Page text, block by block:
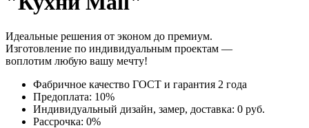
Идеальные решения от эконом до премиум.
Изготовление по индивидуальным проектам —
воплотим любую вашу мечту!
Фабричное качество ГОСТ и гарантия 2 года
Предоплата: 10%
Индивидуальный дизайн, замер, доставка: 0 руб.
Рассрочка: 0%